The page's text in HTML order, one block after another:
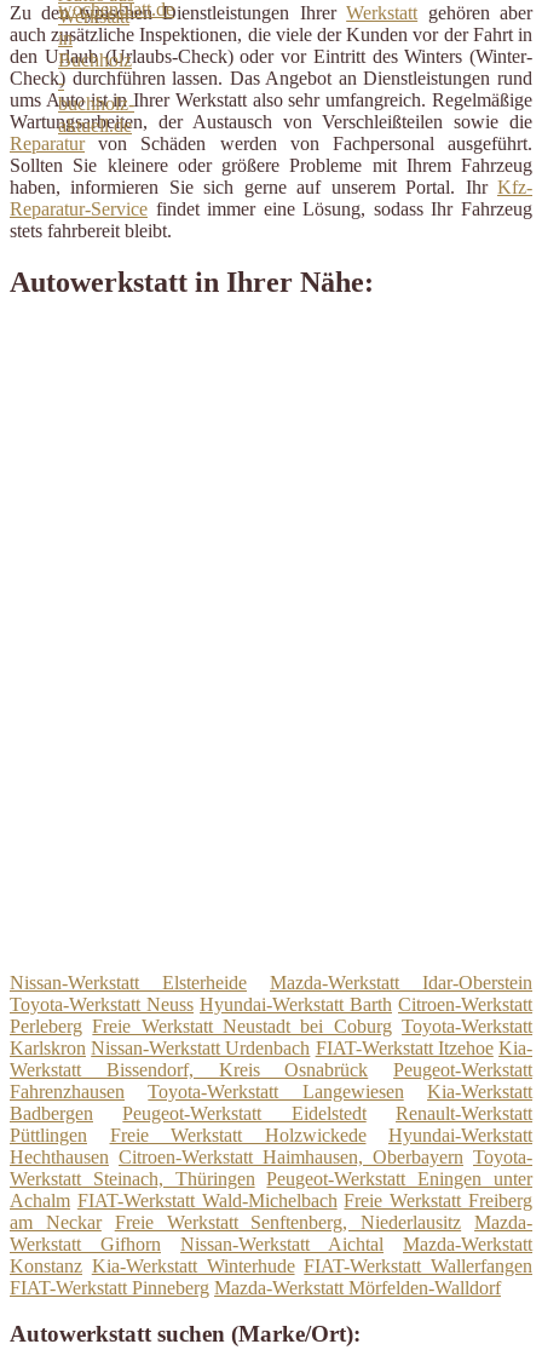
Zu den typischen Dienstleistungen IhrerWerkstatt gehören aber
auch zusätzliche Inspektionen, die viele der Kunden vor der Fahrt in
den Urlaub (Urlaubs-Check) oder vor Eintritt des Winters (Winter-
Check) durchführen lassen. Das Angebot an Dienstleistungen rund
ums Auto ist in Ihrer Werkstatt also sehr umfangreich. Regelmäßige
Wartungsarbeiten, der Austausch von Verschleißteilen sowie die
Reparaturvon Schäden werden von Fachpersonal ausgeführt.
Sollten Sie kleinere oder größere Probleme mit Ihrem Fahrzeug
haben, informieren Sie sich gerne auf unserem Portal. Ihr Kfz-
Reparatur-Service findet immer eine Lösung, sodass Ihr Fahrzeug
stets fahrbereit bleibt.
Autowerkstatt in Ihrer Nähe:
Nissan-Werkstatt Elsterheide
Mazda-Werkstatt Idar-Oberstein
Toyota-Werkstatt Neuss Hyundai-Werkstatt Barth Citroen-Werkstatt
Perleberg Freie Werkstatt Neustadt bei Coburg Toyota-Werkstatt
Karlskron Nissan-Werkstatt Urdenbach FIAT-Werkstatt Itzehoe Kia-
Werkstatt Bissendorf, Kreis Osnabrück
Peugeot-Werkstatt
Fahrenzhausen
Toyota-Werkstatt Langewiesen
Kia-Werkstatt
Badbergen
Peugeot-Werkstatt Eidelstedt
Renault-Werkstatt
Püttlingen
Freie Werkstatt Holzwickede
Hyundai-Werkstatt
Hechthausen Citroen-Werkstatt Haimhausen, Oberbayern Toyota-
Werkstatt Steinach, Thüringen
Peugeot-Werkstatt Eningen unter
Achalm FIAT-Werkstatt Wald-Michelbach Freie Werkstatt Freiberg
am Neckar
Freie Werkstatt Senftenberg, Niederlausitz
Mazda-
Werkstatt Gifhorn
Nissan-Werkstatt Aichtal
Mazda-Werkstatt
Konstanz Kia-Werkstatt Winterhude FIAT-Werkstatt Wallerfangen
FIAT-Werkstatt Pinneberg Mazda-Werkstatt Mörfelden-Walldorf
Autowerkstatt suchen (Marke/Ort):